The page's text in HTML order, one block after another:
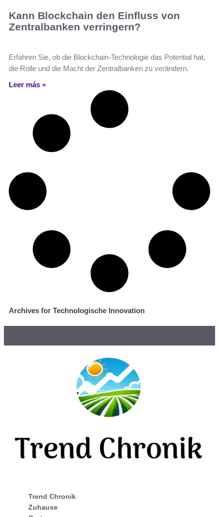
Kann Blockchain den Einfluss von
Zentralbanken verringern?
Erfahren Sie, ob die Blockchain-Technologie das Potential hat,
die Rolle und die Macht der Zentralbanken zu verändern.
Leer más »
Archives for Technologische Innovation
Trend Chronik
Zuhause